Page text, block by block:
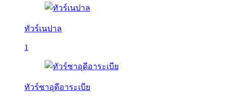
ทัวร์เนปาล
1
ทัวร์ซาอุดีอาระเบีย